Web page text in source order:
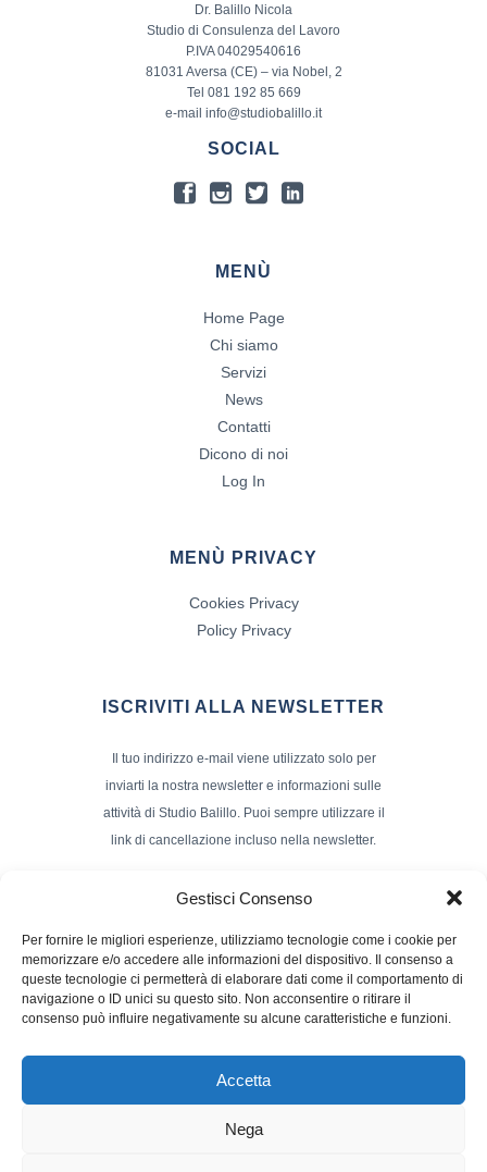
Gestisci Consenso
Per fornire le migliori esperienze, utilizziamo tecnologie come i cookie per
memorizzare e/o accedere alle informazioni del dispositivo. Il consenso a
queste tecnologie ci permetterà di elaborare dati come il comportamento di
navigazione o ID unici su questo sito. Non acconsentire o ritirare il
consenso può influire negativamente su alcune caratteristiche e funzioni.
Accetta
Nega
Dr. Balillo Nicola
Studio di Consulenza del Lavoro
P.IVA 04029540616
81031 Aversa (CE) – via Nobel, 2
Tel 081 192 85 669
e-mail info@studiobalillo.it
SOCIAL
MENÙ
Home Page
Chi siamo
Servizi
News
Contatti
Dicono di noi
Log In
MENÙ PRIVACY
Cookies Privacy
Policy Privacy
ISCRIVITI ALLA NEWSLETTER
Il tuo indirizzo e-mail viene utilizzato solo per
inviarti la nostra newsletter e informazioni sulle
attività di Studio Balillo. Puoi sempre utilizzare il
link di cancellazione incluso nella newsletter.
Nome e Cognome
Powerd by :Studio70